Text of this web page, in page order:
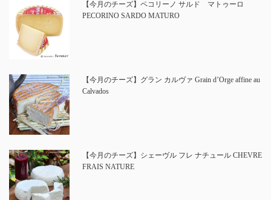
【今月のチーズ】ペコリーノ サルド マトゥーロ
PECORINO SARDO MATURO
【今月のチーズ】グラン カルヴァ Grain d’Orge affine au
Calvados
【今月のチーズ】シェーヴル フレ ナチュール CHEVRE
FRAIS NATURE